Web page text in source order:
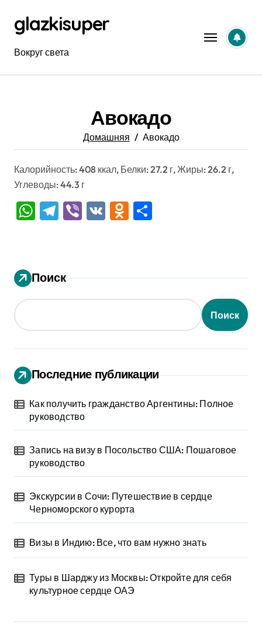
содержанию
glazkisuper
Вокруг света
Авокадо
Домашняя Авокадо
Калорийность: 408 ккал, Белки: 27.2 г, Жиры: 26.2 г,
Углеводы: 44.3 г
WhatsApp
Telegram
Viber
VK Odnoklassniki
Поиск
Поиск
Последние публикации
Как получить гражданство Аргентины: Полное
руководство
Запись на визу в Посольство США: Пошаговое
руководство
Экскурсии в Сочи: Путешествие в сердце
Черноморского курорта
Визы в Индию: Все, что вам нужно знать
Туры в Шарджу из Москвы: Откройте для себя
культурное сердце ОАЭ